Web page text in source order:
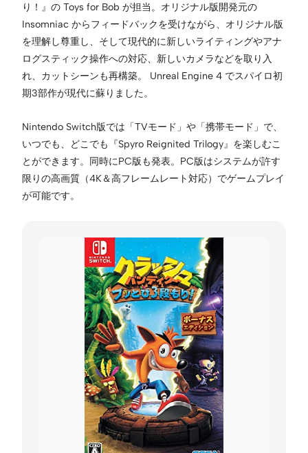
り！』の Toys for Bob が担当。オリジナル版開発元の
Insomniac からフィードバックを受けながら、オリジナル版
を理解し尊重し、そして現代的に新しいライティングやアナ
ログスティック操作への対応、新しいカメラなどを取り入
れ、カットシーンも再構築。 Unreal Engine 4 でスパイロ初
期3部作が現代に蘇りました。
Nintendo Switch版では「TVモード」や「携帯モード」で、
いつでも、どこでも『Spyro Reignited Trilogy』を楽しむこ
とができます。同時にPC版も発表。PC版はシステムが許す
限りの高画質（4K＆高フレームレート対応）でゲームプレイ
が可能です。